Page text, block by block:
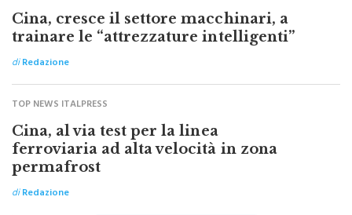
trainare le “attrezzature intelligenti”
diRedazione
TOP NEWS ITALPRESS
Cina, al via test per la linea
ferroviaria ad alta velocità in zona
permafrost
diRedazione
Iscriviti a @MonrealePress